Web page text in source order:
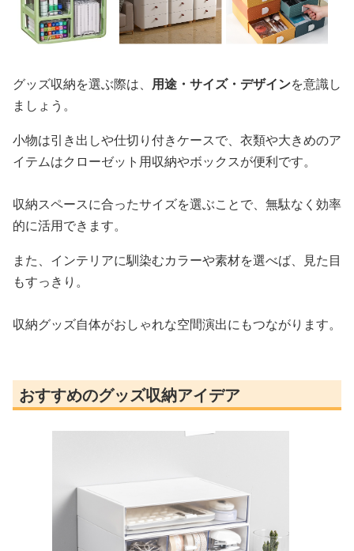
グッズ収納を選ぶ際は、 用途・サイズ・デザインを意識し
ましょう。
小物は引き出しや仕切り付きケースで、衣類や大きめのア
イテムはクローゼット用収納やボックスが便利です。
収納スペースに合ったサイズを選ぶことで、無駄なく効率
的に活用できます。
また、インテリアに馴染むカラーや素材を選べば、見た目
もすっきり。
収納グッズ自体がおしゃれな空間演出にもつながります。
おすすめのグッズ収納アイデア